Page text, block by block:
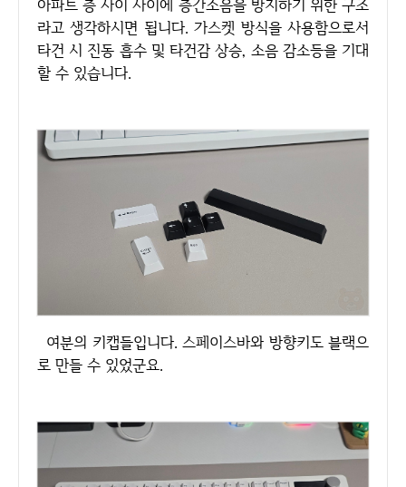
아파트 층 사이 사이에 층간소음을 방지하기 위한 구조
라고 생각하시면 됩니다. 가스켓 방식을 사용함으로서
타건 시 진동 흡수 및 타건감 상승, 소음 감소등을 기대
할 수 있습니다.
여분의 키캡들입니다. 스페이스바와 방향키도 블랙으
로 만들 수 있었군요.